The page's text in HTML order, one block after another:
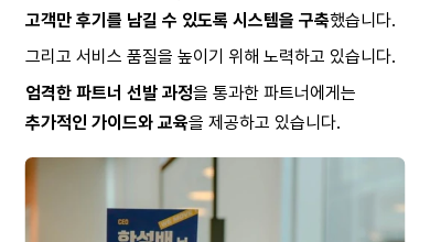
고객만 후기를 남길 수 있도록 시스템을 구축했습니다.
그리고 서비스 품질을 높이기 위해 노력하고 있습니다.
엄격한 파트너 선발 과정을 통과한 파트너에게는
추가적인 가이드와 교육을 제공하고 있습니다.